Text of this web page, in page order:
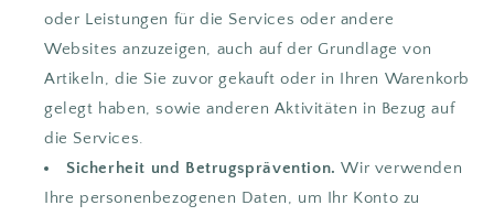
oder Leistungen für die Services oder andere
Websites anzuzeigen, auch auf der Grundlage von
Artikeln, die Sie zuvor gekauft oder in Ihren Warenkorb
gelegt haben, sowie anderen Aktivitäten in Bezug auf
die Services.
Sicherheit und Betrugsprävention. Wir verwenden
Ihre personenbezogenen Daten, um Ihr Konto zu